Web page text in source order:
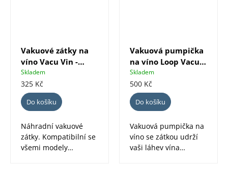
Vakuové zátky na
víno Vacu Vin -
barevné, 4 ks
Skladem
325 Kč
Do košíku
Náhradní vakuové
zátky. Kompatibilní se
všemi modely
Vakuová pumpička
na víno Loop Vacu
Vin + 1 zátka -
zelená
Skladem
500 Kč
Do košíku
Vakuová pumpička na
víno se zátkou udrží
vaši láhev vína